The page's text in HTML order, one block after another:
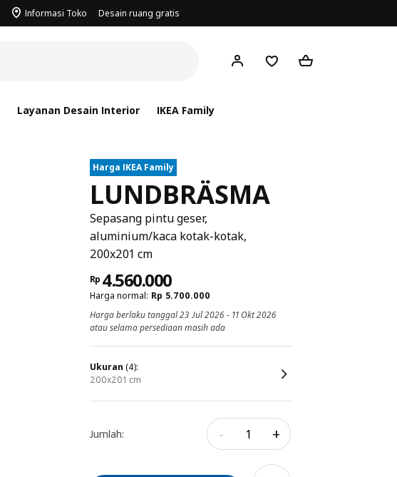
Informasi Toko Desain ruang gratis
Layanan Desain Interior IKEA Family
Harga IKEA Family
LUNDBRÄSMA
Sepasang pintu geser,
aluminium/kaca kotak-kotak,
200x201 cm
Rp 4.560.000
Harga normal: Rp 5.700.000
Harga berlaku tanggal 23 Jul 2026 - 11 Okt 2026
atau selama persediaan masih ada
ukuran (4):
200x201 cm
Jumlah: - +